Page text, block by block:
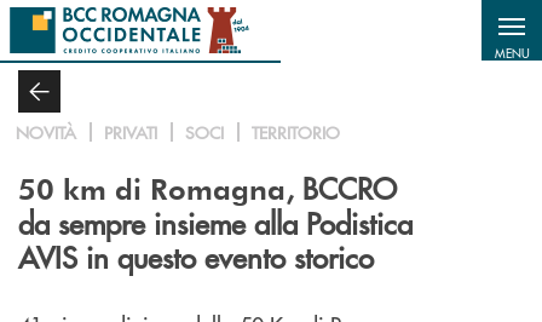
Salta al contenuto principale
MENU
NOVITÀ PRIVATI SOCI TERRITORIO
50 km di Romagna, BCCRO
da sempre insieme alla Podistica
AVIS in questo evento storico